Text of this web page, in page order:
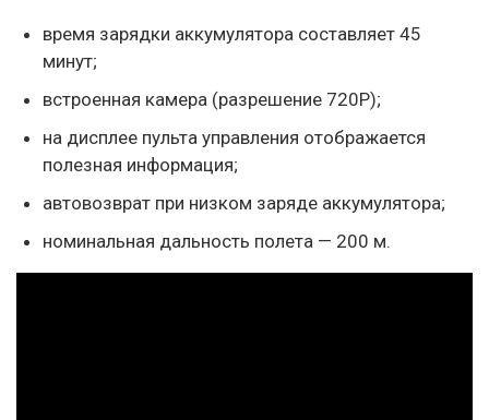
время зарядки аккумулятора составляет 45
минут;
встроенная камера (разрешение 720Р);
на дисплее пульта управления отображается
полезная информация;
автовозврат при низком заряде аккумулятора;
номинальная дальность полета — 200 м.